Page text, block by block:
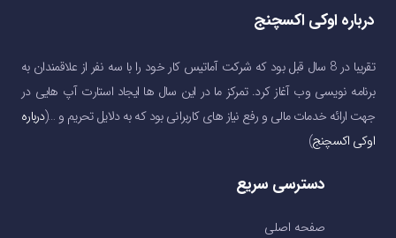
درباره اوکی اکسچنج
تقریبا در 8 سال قبل بود که شرکت آماتیس کار خود را با سه نفر از علاقمندان به
برنامه نویسی وب آغاز کرد. تمرکز ما در این سال ها ایجاد استارت آپ هایی در
جهت ارائه خدمات مالی و رفع نیاز های کاربرانی بود که به دلایل تحریم و …(درباره
اوکی اکسچنج)
دسترسی سریع
صفحه اصلی